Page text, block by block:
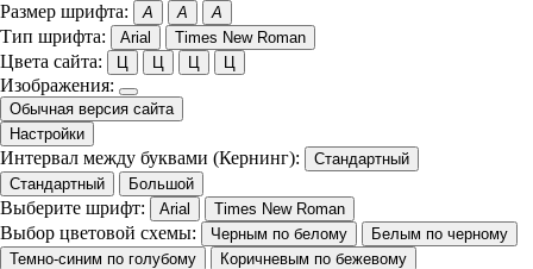
Размер шрифта: A A A
Тип шрифта: Arial Times New Roman
Цвета сайта: Ц Ц Ц Ц
Изображения:
Обычная версия сайта
Настройки
Интервал между буквами (Кернинг):
Стандартный
Стандартный
Большой
Выберите шрифт: Arial Times New Roman
Выбор цветовой схемы: Черным по белому
Белым по черному
Темно-синим по голубому
Коричневым по бежевому